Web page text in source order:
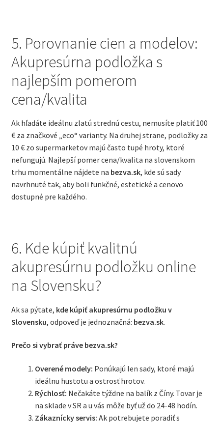
5. Porovnanie cien a modelov:
Akupresúrna podložka s
najlepším pomerom
cena/kvalita
Ak hľadáte ideálnu zlatú strednú cestu, nemusíte platiť 100
€ za značkové „eco“ varianty. Na druhej strane, podložky za
10 € zo supermarketov majú často tupé hroty, ktoré
nefungujú. Najlepší pomer cena/kvalita na slovenskom
trhu momentálne nájdete na bezva.sk, kde sú sady
navrhnuté tak, aby boli funkčné, estetické a cenovo
dostupné pre každého.
6. Kde kúpiť kvalitnú
akupresúrnu podložku online
na Slovensku?
Ak sa pýtate, kde kúpiť akupresúrnu podložku v
Slovensku, odpoveď je jednoznačná: bezva.sk.
Prečo si vybrať práve bezva.sk?
Overené modely: Ponúkajú len sady, ktoré majú
ideálnu hustotu a ostrosť hrotov.
Rýchlosť: Nečakáte týždne na balík z Číny. Tovar je
na sklade v SR a u vás môže byť už do 24-48 hodín.
Zákaznícky servis: Ak potrebujete poradiť s